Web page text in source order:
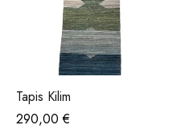
Tapis Kilim
290,00€